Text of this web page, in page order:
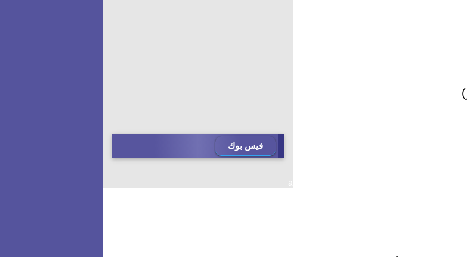
فيس بوك
a